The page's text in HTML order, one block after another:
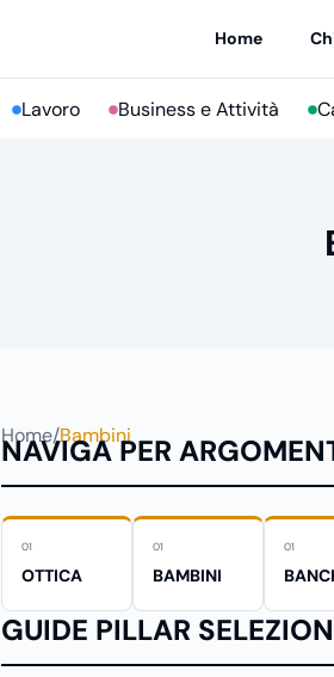
Home
Lavoro Business e Attività
Home/Bambini
NAVIGA PER
01
OTTICA
01
BAMBINI
01
GUIDE PILLAR